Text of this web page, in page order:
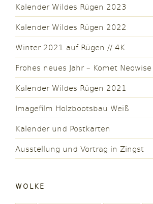
Kalender Wildes Rügen 2023
Kalender Wildes Rügen 2022
Winter 2021 auf Rügen // 4K
Frohes neues Jahr – Komet Neowise
Kalender Wildes Rügen 2021
Imagefilm Holzbootsbau Weiß
Kalender und Postkarten
Ausstellung und Vortrag in Zingst
WOLKE